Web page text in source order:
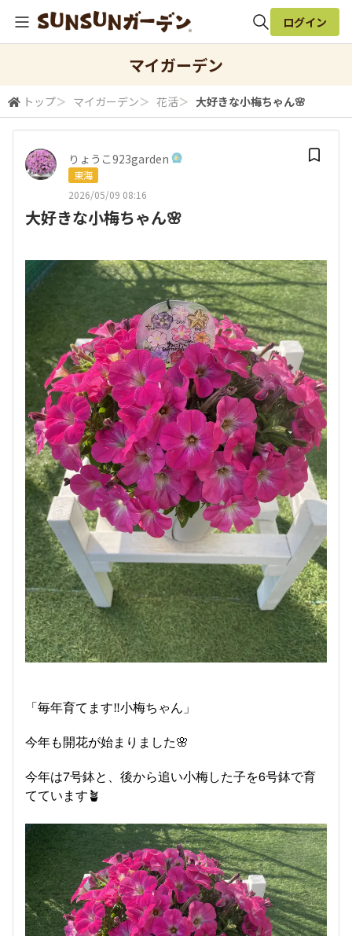
検索
ログイン
マイガーデン
トップ＞ マイガーデン＞ 花活＞ 大好きな小梅ちゃん🌸
りょうこ923garden
東海
2026/05/09 08:16
大好きな小梅ちゃん🌸
「毎年育てます‼️小梅ちゃん」
今年も開花が始まりました🌸
今年は7号鉢と、後から追い小梅した子を6号鉢で育
てています🪴